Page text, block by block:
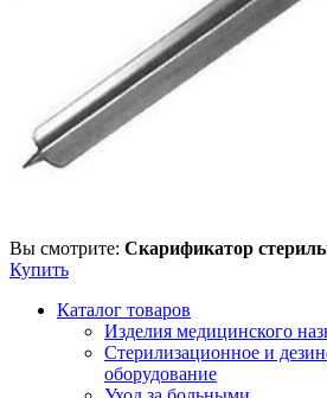
Вы смотрите: Скарификатор
Купить
Каталог товаров
Изделия медицинского
Стерилизационное и
оборудование